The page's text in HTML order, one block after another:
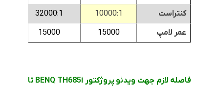
کنتراست
10000:1
32000:1
عمر لامپ
15000
15000
فاصله لازم جهت ویدئو پروژکتور BENQ TH685i تا